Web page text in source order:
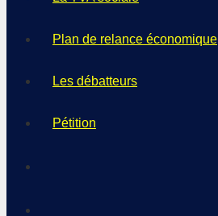
Plan de relance économique
Les débatteurs
Pétition